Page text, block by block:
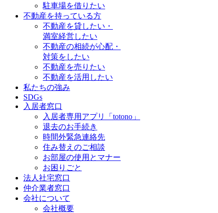
駐車場を借りたい
不動産を持っている方
不動産を貸したい・
満室経営したい
不動産の相続が心配・
対策をしたい
不動産を売りたい
不動産を活用したい
私たちの強み
SDGs
入居者窓口
入居者専用アプリ「totono」
退去のお手続き
時間外緊急連絡先
住み替えのご相談
お部屋の使用とマナー
お困りごと
法人社宅窓口
仲介業者窓口
会社について
会社概要